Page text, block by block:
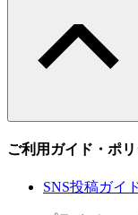
ご利用ガイド・ポ
SNS投稿ガイ